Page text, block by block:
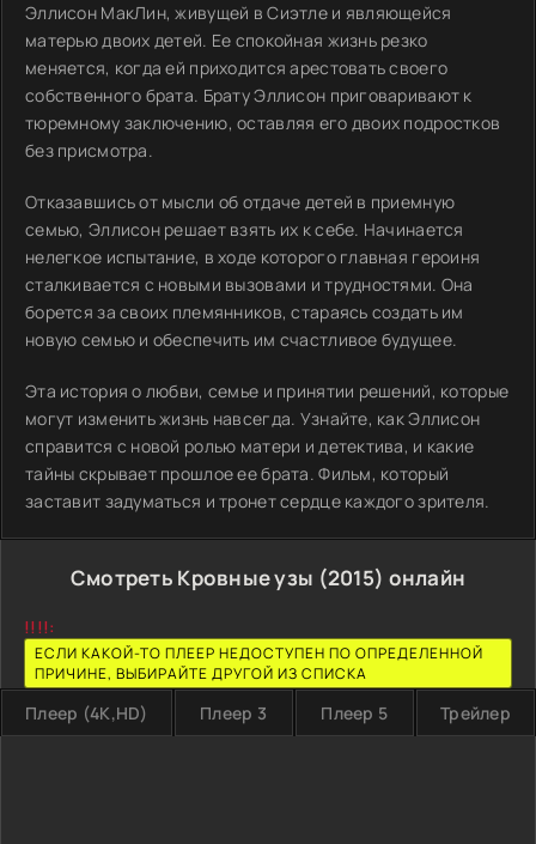
Эллисон МакЛин, живущей в Сиэтле и являющейся
матерью двоих детей. Ее спокойная жизнь резко
меняется, когда ей приходится арестовать своего
собственного брата. Брату Эллисон приговаривают к
тюремному заключению, оставляя его двоих подростков
без присмотра.
Отказавшись от мысли об отдаче детей в приемную
семью, Эллисон решает взять их к себе. Начинается
нелегкое испытание, в ходе которого главная героиня
сталкивается с новыми вызовами и трудностями. Она
борется за своих племянников, стараясь создать им
новую семью и обеспечить им счастливое будущее.
Эта история о любви, семье и принятии решений, которые
могут изменить жизнь навсегда. Узнайте, как Эллисон
справится с новой ролью матери и детектива, и какие
тайны скрывает прошлое ее брата. Фильм, который
заставит задуматься и тронет сердце каждого зрителя.
Смотреть Кровные узы (2015) онлайн
!!!!:
ЕСЛИ КАКОЙ-ТО ПЛЕЕР НЕДОСТУПЕН ПО ОПРЕДЕЛЕННОЙ
ПРИЧИНЕ, ВЫБИРАЙТЕ ДРУГОЙ ИЗ СПИСКА
Плеер (4K,HD) Плеер 3 Плеер 5 Трейлер